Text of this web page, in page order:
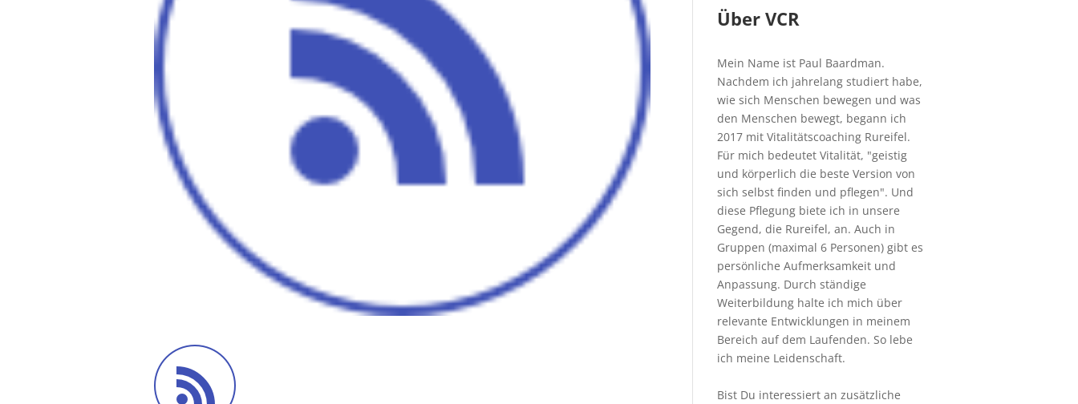
Über VCR
Mein Name ist Paul Baardman.
Nachdem ich jahrelang studiert habe,
wie sich Menschen bewegen und was
den Menschen bewegt, begann ich
2017 mit Vitalitätscoaching Rureifel.
Für mich bedeutet Vitalität, "geistig
und körperlich die beste Version von
sich selbst finden und pflegen". Und
diese Pflegung biete ich in unsere
Gegend, die Rureifel, an. Auch in
Gruppen (maximal 6 Personen) gibt es
persönliche Aufmerksamkeit und
Anpassung. Durch ständige
Weiterbildung halte ich mich über
relevante Entwicklungen in meinem
Bereich auf dem Laufenden. So lebe
ich meine Leidenschaft.
Bist Du interessiert an zusätzliche